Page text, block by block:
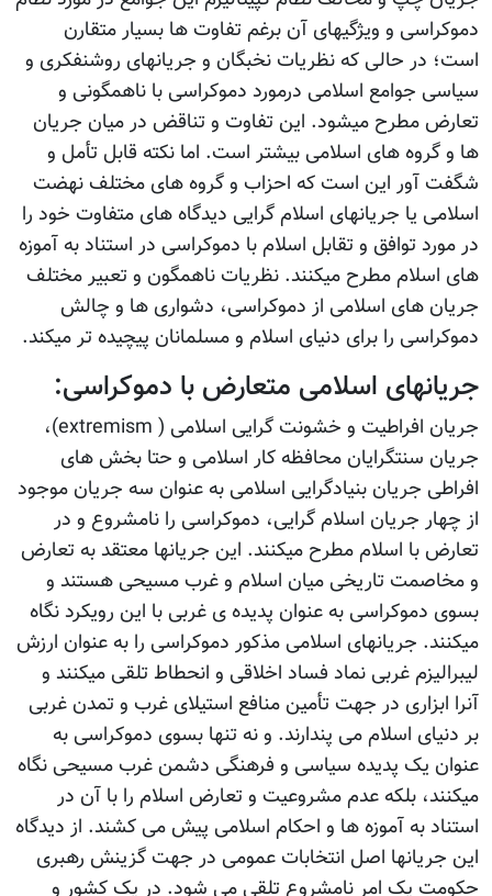
دموکراسی و ویژگیهای آن برغم تفاوت ها بسیار متقارن
است؛ در حالی که نظریات نخبگان و جریانهای روشنفکری و
سیاسی جوامع اسلامی درمورد دموکراسی با ناهمگونی و
تعارض مطرح میشود. این تفاوت و تناقض در میان جریان
ها و گروه های اسلامی بیشتر است. اما نکته قابل تأمل و
شگفت آور این است که احزاب و گروه های مختلف نهضت
اسلامی یا جریانهای اسلام گرایی دیدگاه های متفاوت خود را
در مورد توافق و تقابل اسلام با دموکراسی در استناد به آموزه
های اسلام مطرح میکنند. نظریات ناهمگون و تعبیر مختلف
جریان های اسلامی از دموکراسی، دشواری ها و چالش
دموکراسی را برای دنیای اسلام و مسلمانان پیچیده تر میکند.
جریانهای اسلامی متعارض با دموکراسی:
جریان افراطیت و خشونت گرایی اسلامی ( extremism)،
جریان سنتگرایان محافظه کار اسلامی و حتا بخش های
افراطی جریان بنیادگرایی اسلامی به عنوان سه جریان موجود
از چهار جریان اسلام گرایی، دموکراسی را نامشروع و در
تعارض با اسلام مطرح میکنند. این جریانها معتقد به تعارض
و مخاصمت تاریخی میان اسلام و غرب مسیحی هستند و
بسوی دموکراسی به عنوان پدیده ی غربی با این رویکرد نگاه
میکنند. جریانهای اسلامی مذکور دموکراسی را به عنوان ارزش
لیبرالیزم غربی نماد فساد اخلاقی و انحطاط تلقی میکنند و
آنرا ابزاری در جهت تأمین منافع استیلای غرب و تمدن غربی
بر دنیای اسلام می پندارند. و نه تنها بسوی دموکراسی به
عنوان یک پدیده سیاسی و فرهنگی دشمن غرب مسیحی نگاه
میکنند، بلکه عدم مشروعیت و تعارض اسلام را با آن در
استناد به آموزه ها و احکام اسلامی پیش می کشند. از دیدگاه
این جریانها اصل انتخابات عمومی در جهت گزینش رهبری
حکومت یک امر نامشروع تلقی می شود. در یک کشور و